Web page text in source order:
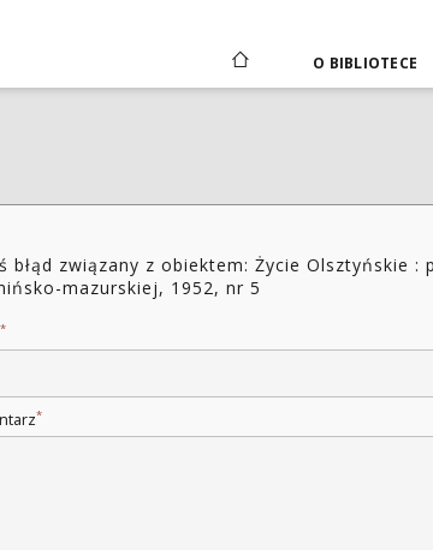
O BIBLIOTECE
błąd związany z obiektem: Życie Olsztyńskie :
mazurskiej, 1952, nr 5
*
*